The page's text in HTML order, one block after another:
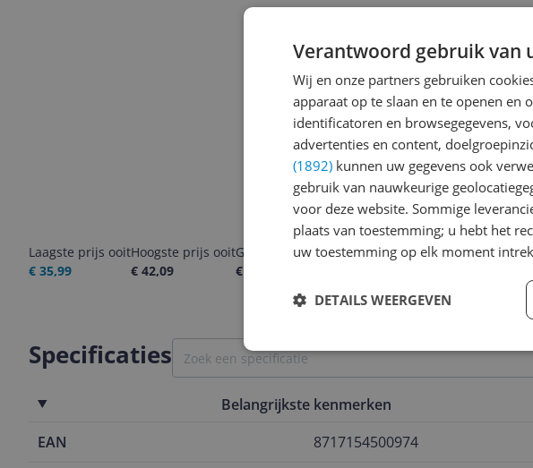
Laagste prijs ooit
€ 35,99
Hoogste prijs ooit
€ 42,09
Goedkoopste nu
€ 35,99
Laatste prijsupdate
Specificaties
Belangrijkste kenmerken
EAN
8717154500974
Verantwoord gebruik van
Wij en onze partners gebruiken
apparaat op te slaan en te openen en
identificatoren en browsegegevens,
advertenties en content,
(1892) kunnen uw gegevens ook
gebruik van nauwkeurige
voor deze website. Sommige
plaats van toestemming; u hebt het
uw toestemming op elk moment
DETAILS WEERGEVEN